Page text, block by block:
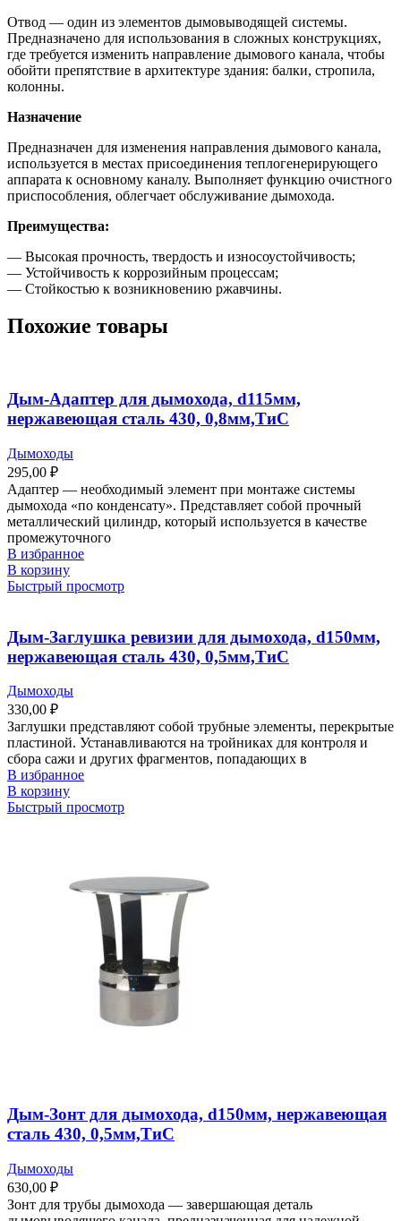
град.,
нержавеющая
сталь
430,
0,8мм,ТиС
Отвод ― один из элементов дымовыводящей системы.
Предназначено для использования в сложных конструкциях,
где требуется изменить направление дымового канала, чтобы
обойти препятствие в архитектуре здания: балки, стропила,
колонны.
Назначение
Предназначен для изменения направления дымового канала,
используется в местах присоединения теплогенерирующего
аппарата к основному каналу. Выполняет функцию очистного
приспособления, облегчает обслуживание дымохода.
Преимущества:
— Высокая прочность, твердость и износоустойчивость;
— Устойчивость к коррозийным процессам;
— Стойкостью к возникновению ржавчины.
Похожие товары
Дым-Адаптер для дымохода, d115мм,
нержавеющая сталь 430, 0,8мм,ТиС
Дымоходы
295,00 ₽
Адаптер ― необходимый элемент при монтаже системы
дымохода «по конденсату». Представляет собой прочный
металлический цилиндр, который используется в качестве
промежуточного
В избранное
В корзину
Быстрый просмотр
Дым-Заглушка ревизии для дымохода, d150мм,
нержавеющая сталь 430, 0,5мм,ТиС
Дымоходы
330,00 ₽
Заглушки представляют собой трубные элементы, перекрытые
пластиной. Устанавливаются на тройниках для контроля и
сбора сажи и других фрагментов, попадающих в
В избранное
В корзину
Быстрый просмотр
Дым-Зонт для дымохода, d150мм, нержавеющая
сталь 430, 0,5мм,ТиС
Дымоходы
630,00 ₽
Зонт для трубы дымохода ― завершающая деталь